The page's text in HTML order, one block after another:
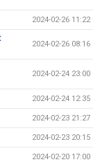
2024-02-26 11:22
2024-02-26 08:16
2024-02-24 23:00
2024-02-24 12:35
2024-02-23 21:27
2024-02-23 20:15
2024-02-20 17:00